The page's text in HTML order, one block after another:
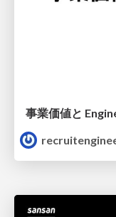
事業価値と